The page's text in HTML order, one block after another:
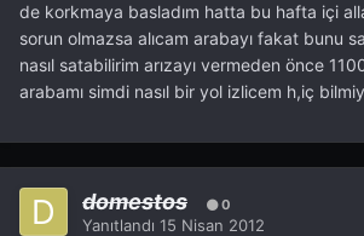
de korkmaya basladım hatta bu hafta içi
sorun olmazsa alıcam arabayı fakat bunu
nasıl satabilirim arızayı vermeden önce
arabamı simdi nasıl bir yol izlicem h,iç
domestos 0
Yanıtlandı 15 Nisan 2012